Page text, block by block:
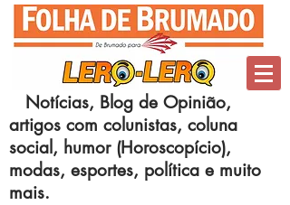
Notícias, Blog de Opinião,
artigos com colunistas, coluna
social, humor (Horoscopício),
modas, esportes, política e muito
mais.